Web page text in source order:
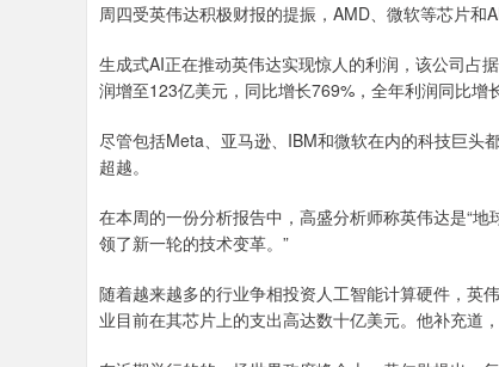
周四受英伟达积极财报的提振，AMD、微软等芯片和
生成式AI正在推动英伟达实现惊人的利润，该公司占
润增至123亿美元，同比增长769%，全年利润同比增
尽管包括Meta、亚马逊、IBM和微软在内的科技巨头
超越。
在本周的一份分析报告中，高盛分析师称英伟达是“
领了新一轮的技术变革。”
随着越来越多的行业争相投资人工智能计算硬件，英
业目前在其芯片上的支出高达数十亿美元。他补充道